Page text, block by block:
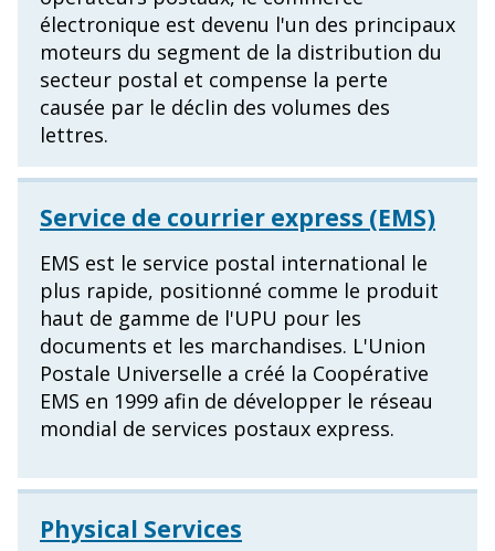
électronique est devenu l'un des principaux
moteurs du segment de la distribution du
secteur postal et compense la perte
causée par le déclin des volumes des
lettres.
Service de courrier express (EMS)
EMS est le service postal international le
plus rapide, positionné comme le produit
haut de gamme de l'UPU pour les
documents et les marchandises. L'Union
Postale Universelle a créé la Coopérative
EMS en 1999 afin de développer le réseau
mondial de services postaux express.
Physical Services